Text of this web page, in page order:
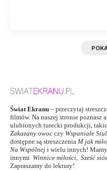
Świat Ekranu – przeczytaj
filmów. Na naszej stronie poznasz
ulubionych turecki produkcji,
Zakazany owoc czy Wspaniałe
dostępne są streszczenia M jak
Na Wspólnej i wielu innych!
innymi Winnice miłości Sześć
Zapraszamy do lektury!